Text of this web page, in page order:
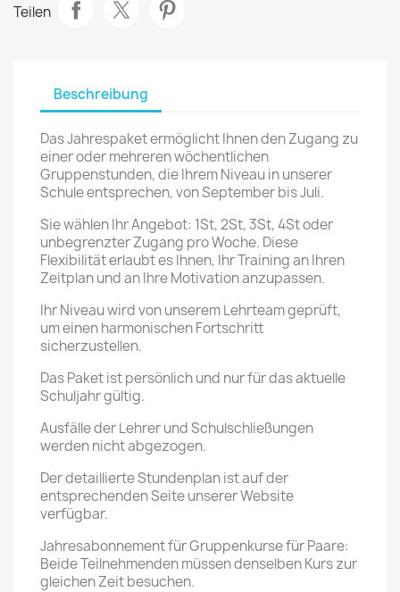
Teilen
Beschreibung
Das Jahrespaket ermöglicht Ihnen den Zugang zu
einer oder mehreren wöchentlichen
Gruppenstunden, die Ihrem Niveau in unserer
Schule entsprechen, von September bis Juli.
Sie wählen Ihr Angebot: 1St, 2St, 3St, 4St oder
unbegrenzter Zugang pro Woche. Diese
Flexibilität erlaubt es Ihnen, Ihr Training an Ihren
Zeitplan und an Ihre Motivation anzupassen.
Ihr Niveau wird von unserem Lehrteam geprüft,
um einen harmonischen Fortschritt
sicherzustellen.
Das Paket ist persönlich und nur für das aktuelle
Schuljahr gültig.
Ausfälle der Lehrer und Schulschließungen
werden nicht abgezogen.
Der detaillierte Stundenplan ist auf der
entsprechenden Seite unserer Website
verfügbar.
Jahresabonnement für Gruppenkurse für Paare:
Beide Teilnehmenden müssen denselben Kurs zur
gleichen Zeit besuchen.